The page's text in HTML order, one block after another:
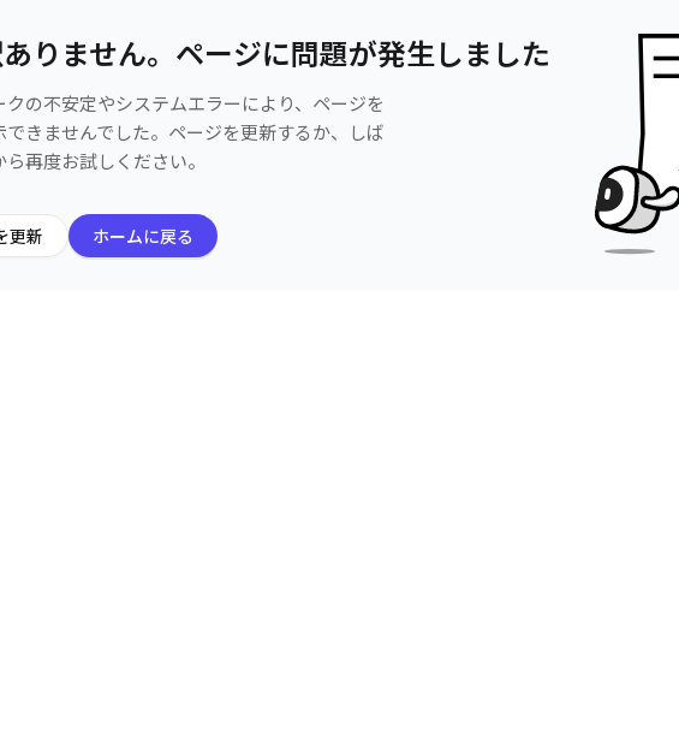
りません。ページに問題が発生しました
クの不安定やシステムエラーにより、ページを
できませんでした。ページを更新するか、しば
ら再度お試しください。
更新 ホームに戻る